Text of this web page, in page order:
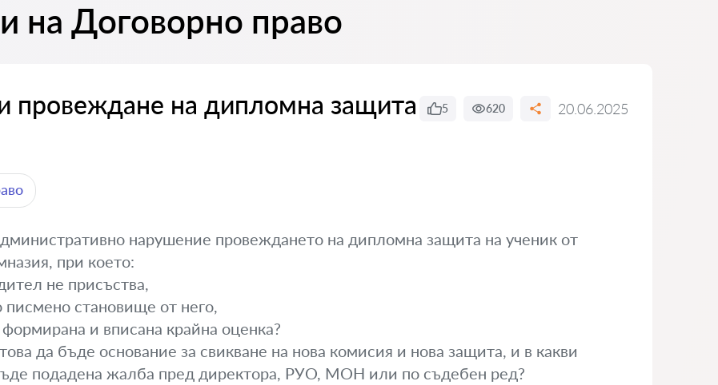
на Договорно право
провеждане на дипломна защита 5 620 20.06.2025
нарушение провеждането на дипломна защита на ученик от
при което:
не присъства,
писмено становище от него,
и вписана крайна оценка?
да бъде основание за свикване на нова комисия и нова защита, и в какви
подадена жалба пред директора, РУО, МОН или по съдебен ред?